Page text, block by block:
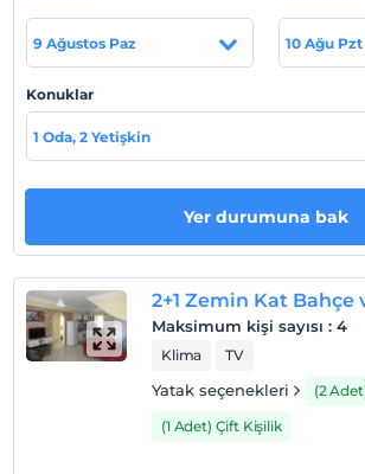
Tesis lokasyon bilgileri
Fethiye Hisarönü'nde konumlanmaktadır.
En erken saat 14:00 ve sonrası
Check/out
En geç saat 12:00 ve öncesi
Evcil hayvan kabul edilmemektedir.
9 Ağustos Paz 10 Ağu Pzt
Konuklar
1 Oda, 2 Yetişkin
Yer durumuna bak
Maksimum kişi sayısı : 4
Klima TV
Yatak seçenekleri
(2
(1 Adet) Çift Kişilik